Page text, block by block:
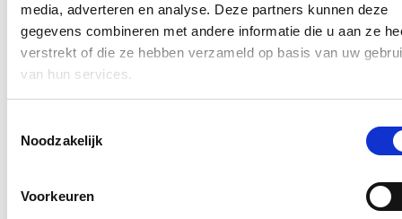
media, adverteren en analyse. Deze partners kunnen deze
gegevens combineren met andere informatie die u aan ze
verstrekt of die ze hebben verzameld op basis van uw
van hun services.
Noodzakelijk
Voorkeuren
Nood aan extra openbaar sanitair in Gent
aangetoond !
sanitair te voorzien en om duidelijk te communiceren en signaleren
waar men deze kan vinden. In onze stad is er de laatste jaren werk
spreiding", "toegankelijkheid" en "kwaliteit" de kernthema's zijn.